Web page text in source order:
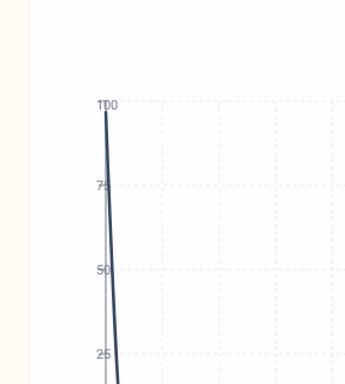
25
50
75
100